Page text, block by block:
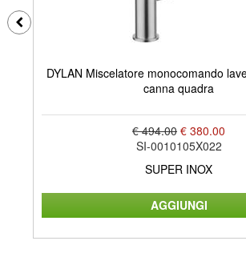
DYLAN Miscelatore monocomando
canna quadra
€ 494.00 € 380.00
SI-0010105X022
SUPER INOX